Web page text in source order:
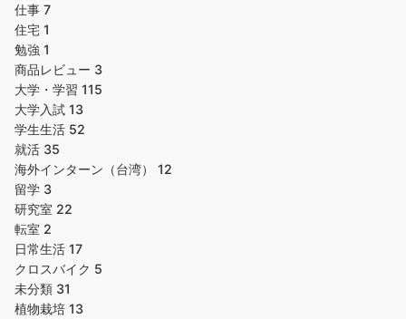
仕事 7
住宅 1
勉強 1
商品レビュー 3
大学・学習 115
大学入試 13
学生生活 52
就活 35
海外インターン（台湾） 12
留学 3
研究室 22
転室 2
日常生活 17
クロスバイク 5
未分類 31
植物栽培 13